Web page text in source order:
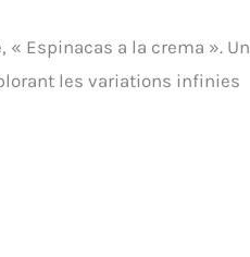
Espinacas a la crema ». Un
les variations infinies